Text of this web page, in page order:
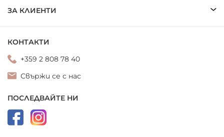
ЗА КЛИЕНТИ
КОНТАКТИ
+359 2 808 78 40
Свържи се с нас
ПОСЛЕДВАЙТЕ НИ